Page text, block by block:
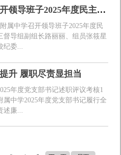
附属中学召开领导班子2025年度民主生活会
属中学召开领导班子2025年度民
督导组副组长路丽丽、组员张筱星
纪委...
升 履职尽责显担当
年度党支部书记述职评议考核1
属中学2025年度党支部书记履行全
述廉...